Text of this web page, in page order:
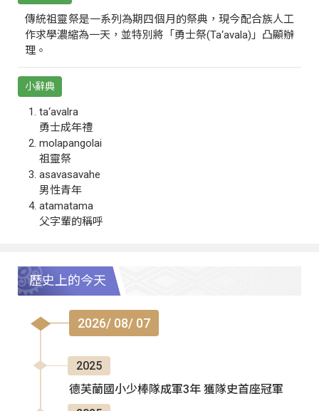
傳統祖靈祭是一系列為期四個月的祭典，現今配合族人工
作求學濃縮為一天，並特別將「勇士祭(Ta‘avala)」凸顯辦
理。
小辭典
ta‘avalra
勇士成年禮
molapangolai
祖靈祭
asavasavahe
男性青年
atamatama
父字輩的稱呼
歷史上的今天
2026/ 08/ 07
2025
德芙蘭國小少棒隊成軍3年 獲隊史首座冠軍